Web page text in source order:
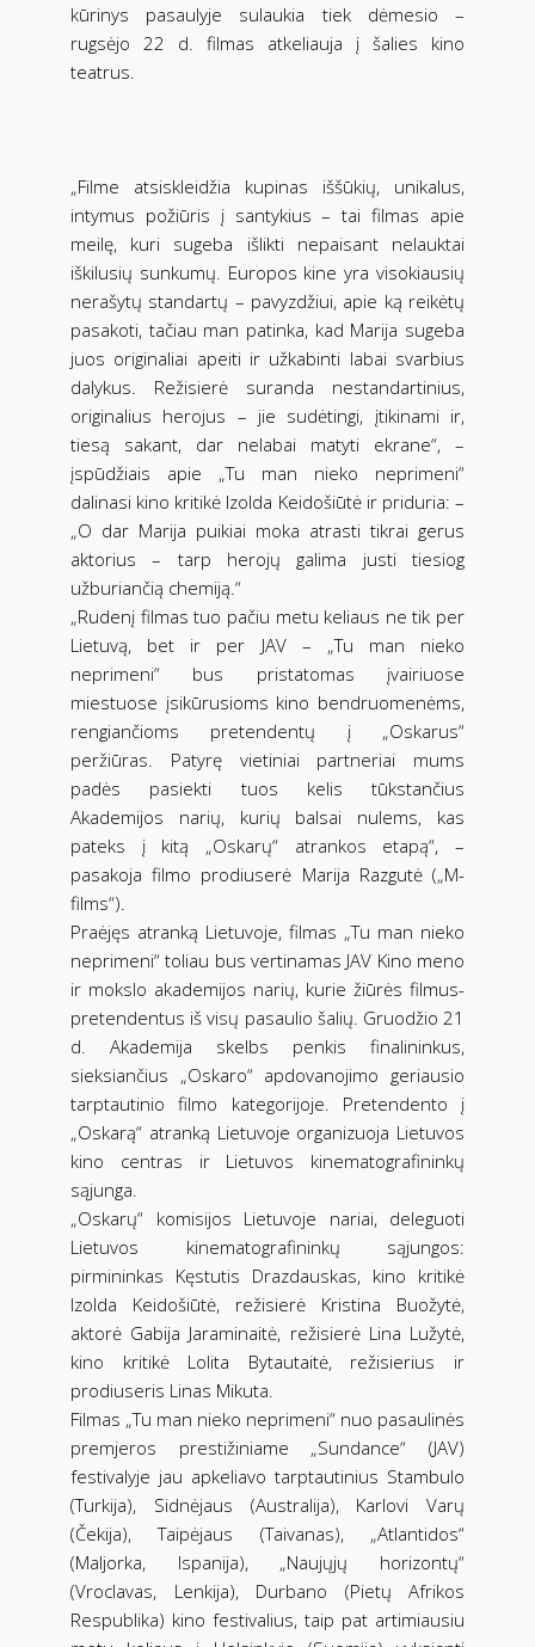
kūrinys pasaulyje sulaukia tiek dėmesio –
rugsėjo 22 d. filmas atkeliauja į šalies kino
teatrus.
„Filme atsiskleidžia kupinas iššūkių, unikalus,
intymus požiūris į santykius – tai filmas apie
meilę, kuri sugeba išlikti nepaisant nelauktai
iškilusių sunkumų. Europos kine yra visokiausių
nerašytų standartų – pavyzdžiui, apie ką reikėtų
pasakoti, tačiau man patinka, kad Marija sugeba
juos originaliai apeiti ir užkabinti labai svarbius
dalykus. Režisierė suranda nestandartinius,
originalius herojus – jie sudėtingi, įtikinami ir,
tiesą sakant, dar nelabai matyti ekrane“, –
įspūdžiais apie „Tu man nieko neprimeni“
dalinasi kino kritikė Izolda Keidošiūtė ir priduria: –
„O dar Marija puikiai moka atrasti tikrai gerus
aktorius – tarp herojų galima justi tiesiog
užburiančią chemiją.“
„Rudenį filmas tuo pačiu metu keliaus ne tik per
Lietuvą, bet ir per JAV – „Tu man nieko
neprimeni“ bus pristatomas įvairiuose
miestuose įsikūrusioms kino bendruomenėms,
rengiančioms pretendentų į „Oskarus“
peržiūras. Patyrę vietiniai partneriai mums
padės pasiekti tuos kelis tūkstančius
Akademijos narių, kurių balsai nulems, kas
pateks į kitą „Oskarų“ atrankos etapą“, –
pasakoja filmo prodiuserė Marija Razgutė („M-
films“).
Praėjęs atranką Lietuvoje, filmas „Tu man nieko
neprimeni“ toliau bus vertinamas JAV Kino meno
ir mokslo akademijos narių, kurie žiūrės filmus-
pretendentus iš visų pasaulio šalių. Gruodžio 21
d. Akademija skelbs penkis finalininkus,
sieksiančius „Oskaro“ apdovanojimo geriausio
tarptautinio filmo kategorijoje. Pretendento į
„Oskarą“ atranką Lietuvoje organizuoja Lietuvos
kino centras ir Lietuvos kinematografininkų
sąjunga.
„Oskarų“ komisijos Lietuvoje nariai, deleguoti
Lietuvos kinematografininkų sąjungos:
pirmininkas Kęstutis Drazdauskas, kino kritikė
Izolda Keidošiūtė, režisierė Kristina Buožytė,
aktorė Gabija Jaraminaitė, režisierė Lina Lužytė,
kino kritikė Lolita Bytautaitė, režisierius ir
prodiuseris Linas Mikuta.
Filmas „Tu man nieko neprimeni“ nuo pasaulinės
premjeros prestižiniame „Sundance“ (JAV)
festivalyje jau apkeliavo tarptautinius Stambulo
(Turkija), Sidnėjaus (Australija), Karlovi Varų
(Čekija), Taipėjaus (Taivanas), „Atlantidos“
(Maljorka, Ispanija), „Naujųjų horizontų“
(Vroclavas, Lenkija), Durbano (Pietų Afrikos
Respublika) kino festivalius, taip pat artimiausiu